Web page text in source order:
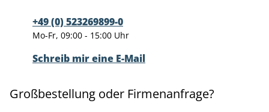
+49 (0) 523269899-0
Mo-Fr, 09:00 - 15:00 Uhr
Schreib mir eine E-Mail
Großbestellung oder Firmenanfrage?